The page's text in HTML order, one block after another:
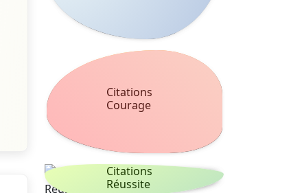
Citations
Courage
Citations
Réussite